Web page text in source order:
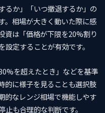
るか」「いつ撤退するか」の
。相場が大きく動いた際に感
資は「価格が下限を20%割り
定することが有効です。
を超えたとき」などを基準
的に様子を見ることも選択肢
的なレンジ相場で機能しやす
も合理的な判断です。